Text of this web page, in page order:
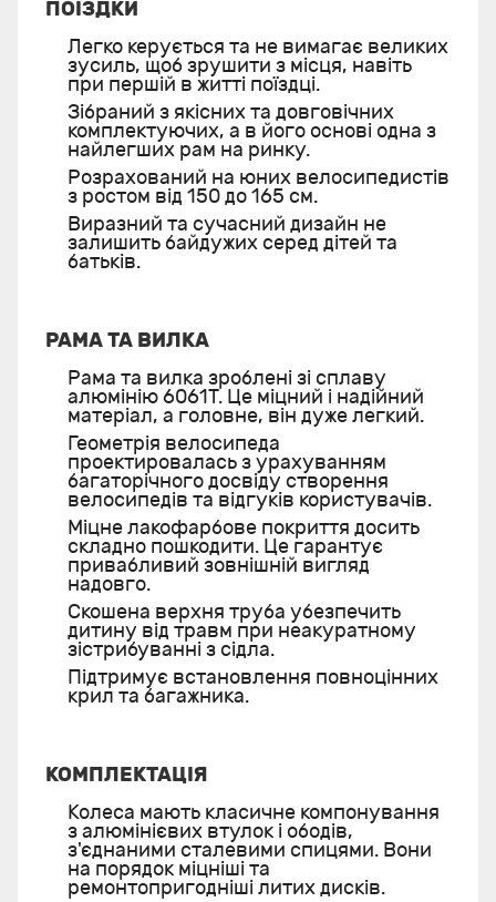
ПОЇЗДКИ
Легко керується та не вимагає великих
зусиль, щоб зрушити з місця, навіть
при першій в житті поїздці.
Зібраний з якісних та довговічних
комплектуючих, а в його основі одна з
найлегших рам на ринку.
Розрахований на юних велосипедистів
з ростом від 150 до 165 см.
Виразний та сучасний дизайн не
залишить байдужих серед дітей та
батьків.
РАМА ТА ВИЛКА
Рама та вилка зроблені зі сплаву
алюмінію 6061T. Це міцний і надійний
матеріал, а головне, він дуже легкий.
Геометрія велосипеда
проектировалась з урахуванням
багаторічного досвіду створення
велосипедів та відгуків користувачів.
Міцне лакофарбове покриття досить
складно пошкодити. Це гарантує
привабливий зовнішній вигляд
надовго.
Скошена верхня труба убезпечить
дитину від травм при неакуратному
зістрибуванні з сідла.
Підтримує встановлення повноцінних
крил та багажника.
КОМПЛЕКТАЦІЯ
Колеса мають класичне компонування
з алюмінієвих втулок і ободів,
з'єднаними сталевими спицями. Вони
на порядок міцніші та
ремонтопригодніші литих дисків.